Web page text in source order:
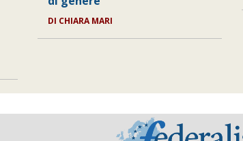
DI CHIARA MARI